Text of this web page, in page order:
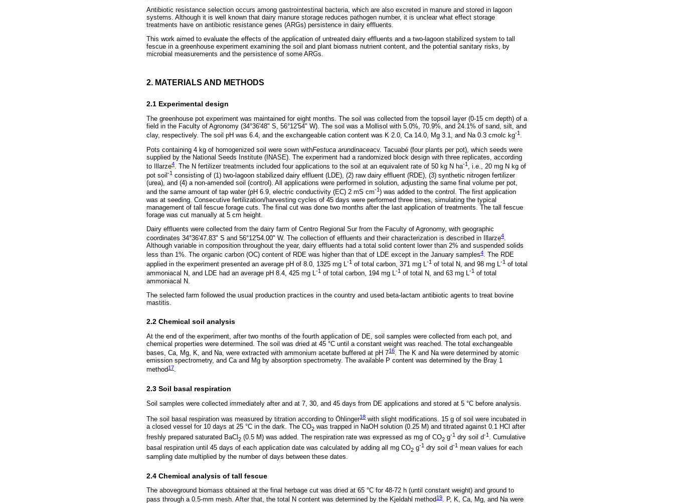
Antibiotic resistance selection occurs among gastrointestinal bacteria, which are also excreted in manure and stored in lagoon
systems. Although it is well known that dairy manure storage reduces pathogen number, it is unclear what effect storage
treatments have on antibiotic resistance genes (ARGs) persistence in dairy effluents.
This work aimed to evaluate the effects of the application of untreated dairy effluents and a two-lagoon stabilized system to tall
fescue in a greenhouse experiment examining the soil and plant biomass nutrient content, and the potential sanitary risks, by
microbial measurements and the persistence of some ARGs.
2. MATERIALS AND METHODS
2.1 Experimental design
The greenhouse pot experiment was maintained for eight months. The soil was collected from the topsoil layer (0-15 cm depth) of a
field in the Faculty of Agronomy (34°36'48" S, 56°12'54" W). The soil was a Mollisol with 5.0%, 70.9%, and 24.1% of sand, silt, and
clay, respectively. The soil pH was 6.4, and the exchangeable cation content was K 2.0, Ca 14.0, Mg 3.1, and Na 0.3 cmolc kg-1 .
Pots containing 4 kg of homogenized soil were sown withFestuca arundinaceacv. Tacuabé (four plants per pot), which seeds were
supplied by the National Seeds Institute (INASE). The experiment had a randomized block design with three replicates, according
to Illarze4 . The N fertilizer treatments included four applications to the soil at an equivalent rate of 50 kg N ha-1
, i.e., 20 mg N kg of
pot soil -1 consisting of (1) two-lagoon stabilized dairy effluent (LDE), (2) raw dairy effluent (RDE), (3) synthetic nitrogen fertilizer
(urea), and (4) a non-amended soil (control). All applications were performed in solution, adjusting the same final volume per pot,
and the same amount of tap water (pH 6.9, electric conductivity (EC) 2 mS cm-1 ) was added to the control. The first application
was at seeding. Consecutive fertilization/harvesting cycles of 45 days were performed three times, simulating the typical
management of tall fescue forage cuts. The final cut was done two months after the last application of treatments. The tall fescue
forage was cut manually at 5 cm height.
Dairy effluents were collected from the dairy farm of Centro Regional Sur from the Faculty of Agronomy, with geographic
coordinates 34°36'47.83" S and 56°12'54.00" W. The collection of effluents and their characterization is described in Illarze4.
Although variable in composition throughout the year, dairy effluents had a total solid content lower than 2% and suspended solids
less than 1%. The organic carbon (OC) content of RDE was higher than that of LDE except in the January samples4. The RDE
applied in the experiment presented an average pH of 8.0, 1325 mg L-1 of total carbon, 371 mg L-1 of total N, and 98 mg L-1 of total
ammoniacal N, and LDE had an average pH 8.4, 425 mg L-1 of total carbon, 194 mg L-1 of total N, and 63 mg L-1 of total
ammoniacal N.
The selected farm followed the usual production practices in the country and used beta-lactam antibiotic agents to treat bovine
mastitis.
2.2 Chemical soil analysis
At the end of the experiment, after two months of the fourth application of DE, soil samples were collected from each pot, and
chemical properties were determined. The soil was dried at 45 °C until a constant weight was reached. The total exchangeable
bases, Ca, Mg, K, and Na, were extracted with ammonium acetate buffered at pH 716. The K and Na were determined by atomic
emission spectrometry, and Ca and Mg by absorption spectrometry. The available P content was determined by the Bray 1
method17.
2.3 Soil basal respiration
Soil samples were collected immediately after and at 7, 30, and 45 days from DE applications and stored at 5 °C before analysis.
The soil basal respiration was measured by titration according to Öhlinger18 with slight modifications. 15 g of soil were incubated in
a closed vessel for 10 days at 25 °C in the dark. The CO2 was trapped in NaOH solution (0.25 M) and titrated against 0.1 HCl after
freshly prepared saturated BaCl 2 (0.5 M) was added. The respiration rate was expressed as mg of CO2 g-1 dry soil d-1 . Cumulative
basal respiration until 45 days of each application date was calculated by adding all mg CO2 g-1 dry soil d-1 mean values for each
sampling date multiplied by the number of days between these dates.
2.4 Chemical analysis of tall fescue
The aboveground biomass obtained at the final herbage cut was dried at 65 °C for 48-72 h (until constant weight) and ground to
pass through a 0.5-mm mesh. After that, the total N content was determined by the Kjeldahl method19. P, K, Ca, Mg, and Na were